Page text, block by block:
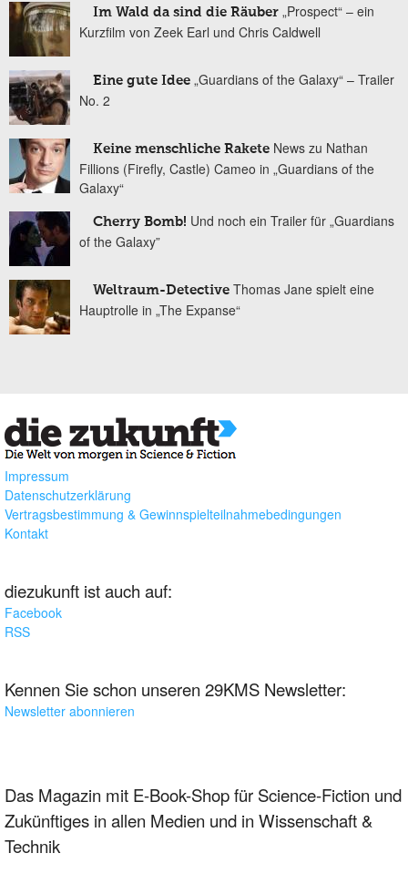
Im Wald da sind die Räuber „Prospect“ – ein
Kurzfilm von Zeek Earl und Chris Caldwell
Eine gute Idee „Guardians of the Galaxy“ – Trailer
No. 2
Keine menschliche Rakete News zu Nathan
Fillions (Firefly, Castle) Cameo in „Guardians of the
Galaxy“
Cherry Bomb! Und noch ein Trailer für „Guardians
of the Galaxy”
Weltraum-Detective Thomas Jane spielt eine
Hauptrolle in „The Expanse“
Impressum
Datenschutzerklärung
Vertragsbestimmung & Gewinnspielteilnahmebedingungen
Kontakt
diezukunft ist auch auf:
Facebook
RSS
Kennen Sie schon unseren 29KMS Newsletter:
Newsletter abonnieren
Das Magazin mit E-Book-Shop für Science-Fiction und
Zukünftiges in allen Medien und in Wissenschaft &
Technik